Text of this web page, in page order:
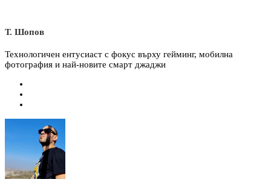
Т. Шопов
Технологичен ентусиаст с фокус върху гейминг, мобилна
фотография и най-новите смарт джаджи